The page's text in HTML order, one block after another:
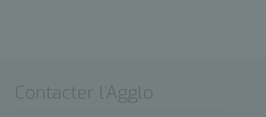
Contacter l’Agglo